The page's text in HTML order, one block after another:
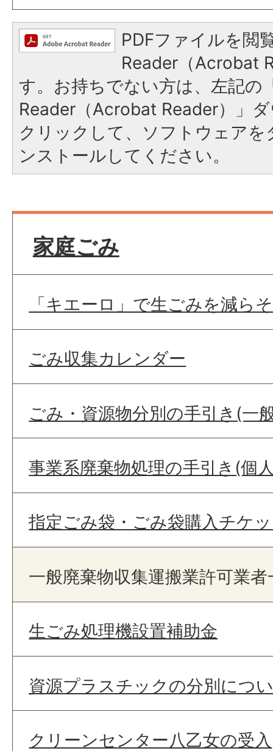
PDFファイルを閲
Reader（Acrobat
す。お持ちでない方は、左記の
Reader（Acrobat Reader）」
クリックして、ソフトウェア
ンストールしてください。
家庭ごみ
「キエーロ」で生ごみを減ら
ごみ収集カレンダー
ごみ・資源物分別の手引き(一
事業系廃棄物処理の手引き(個
指定ごみ袋・ごみ袋購入チケ
一般廃棄物収集運搬業許可業者
生ごみ処理機設置補助金
資源プラスチックの分別につ
クリーンセンター八乙女の受入